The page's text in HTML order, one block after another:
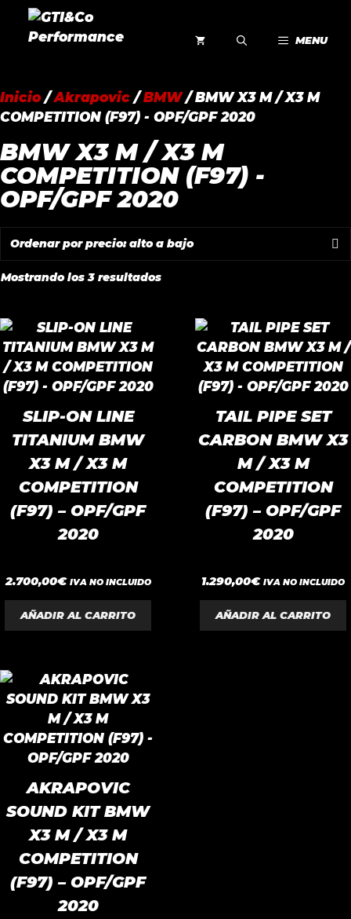
Saltar
MENU
Inicio/Akrapovic /BMW/ BMW X3 M / X3 M
COMPETITION (F97) - OPF/GPF 2020
BMW X3 M / X3 M
COMPETITION (F97) -
OPF/GPF 2020
Mostrando los 3 resultadosOrdenado
SLIP-ON LINE
TITANIUM BMW
X3 M / X3 M
COMPETITION
(F97) – OPF/GPF
2020
0
d
e
5
2.700,00€ IVA NO INCLUIDO
AÑADIR AL CARRITO
TAIL PIPE SET
CARBON BMW X3
M / X3 M
COMPETITION
(F97) – OPF/GPF
2020
0
d
e
5
1.290,00€ IVA NO INCLUIDO
AÑADIR AL CARRITO
AKRAPOVIC
SOUND KIT BMW
X3 M / X3 M
COMPETITION
(F97) – OPF/GPF
2020